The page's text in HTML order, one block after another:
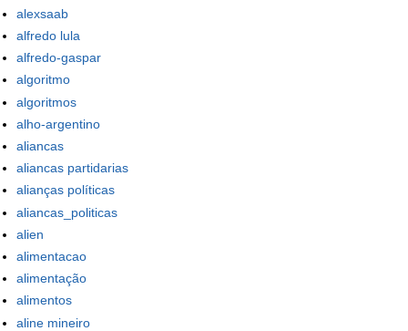
alexsaab
alfredo lula
alfredo-gaspar
algoritmo
algoritmos
alho-argentino
aliancas
aliancas partidarias
alianças políticas
aliancas_politicas
alien
alimentacao
alimentação
alimentos
aline mineiro